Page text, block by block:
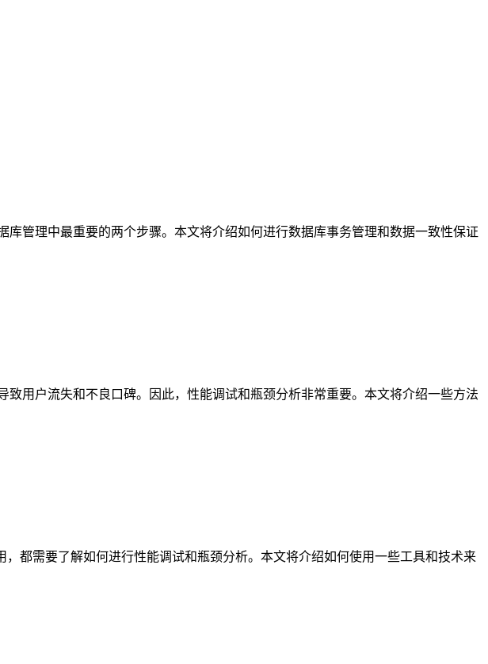
管理中最重要的两个步骤。本文将介绍如何进行数据库事务管理和数据一致性保证
用户流失和不良口碑。因此，性能调试和瓶颈分析非常重要。本文将介绍一些方法
都需要了解如何进行性能调试和瓶颈分析。本文将介绍如何使用一些工具和技术来